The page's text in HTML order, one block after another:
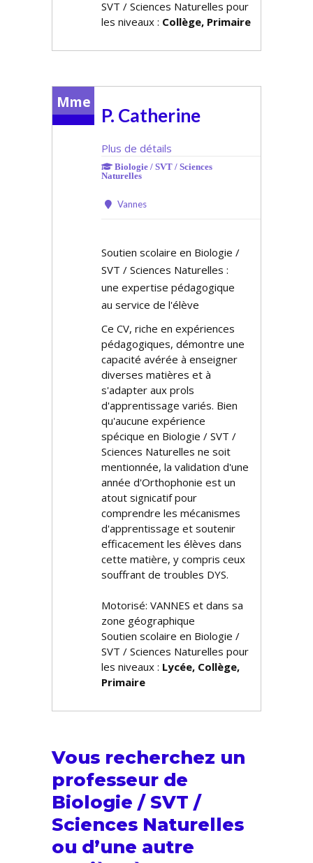
SVT / Sciences Naturelles pour
les niveaux : Collège, Primaire
Mme
P. Catherine
Plus de détails
Biologie / SVT / Sciences
Naturelles
Vannes
Soutien scolaire en Biologie /
SVT / Sciences Naturelles :
une expertise pédagogique
au service de l'élève
Ce CV, riche en expériences
pédagogiques, démontre une
capacité avérée à enseigner
diverses matières et à
s'adapter aux profils
d'apprentissage variés. Bien
qu'aucune expérience
spécifique en Biologie / SVT /
Sciences Naturelles ne soit
mentionnée, la validation d'une
année d'Orthophonie est un
atout significatif pour
comprendre les mécanismes
d'apprentissage et soutenir
efficacement les élèves dans
cette matière, y compris ceux
souffrant de troubles DYS.
Motorisé: VANNES et dans sa
zone géographique
Soutien scolaire en Biologie /
SVT / Sciences Naturelles pour
les niveaux : Lycée, Collège,
Primaire
Vous recherchez un
professeur de
Biologie / SVT /
Sciences Naturelles
ou d’une autre